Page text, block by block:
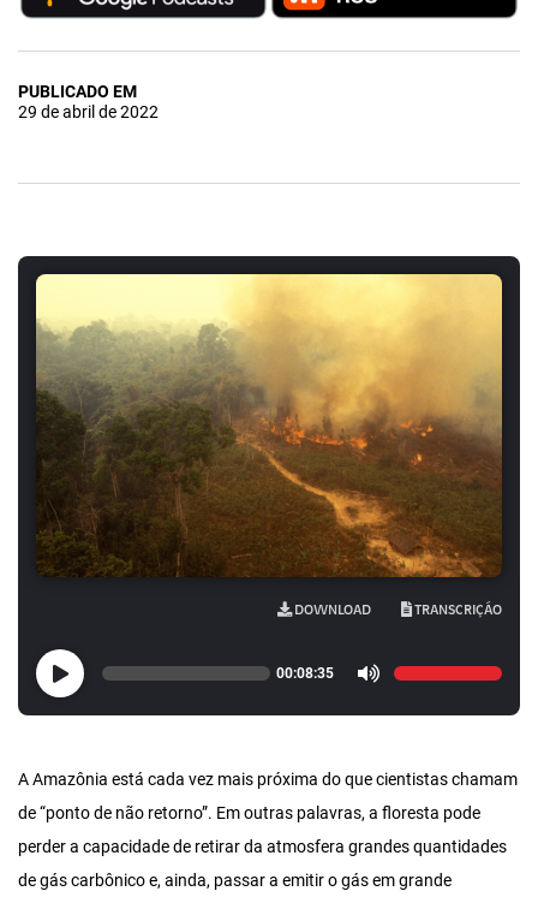
PUBLICADO EM
29 de abril de 2022
DOWNLOAD TRANSCRIÇÃO
00:08:35
A Amazônia está cada vez mais próxima do que cientistas chamam
de “ponto de não retorno”. Em outras palavras, a floresta pode
perder a capacidade de retirar da atmosfera grandes quantidades
de gás carbônico e, ainda, passar a emitir o gás em grande